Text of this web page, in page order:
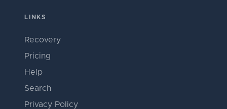
LINKS
Recovery
Pricing
Help
Search
Privacy Policy